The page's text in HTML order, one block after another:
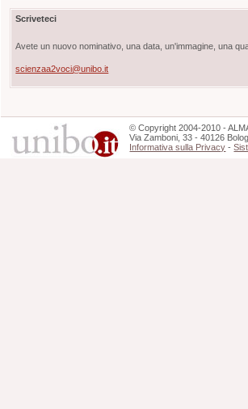
Scriveteci
Avete un nuovo nominativo, una data, un'immagine, una
scienzaa2voci@unibo.it
©Copyright 2004-2010 -
Via Zamboni, 33 - 40126
Informativa sulla Privacy -